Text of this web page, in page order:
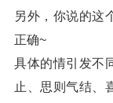
另外，你说的这
正确~
具体的情引发不
止、思则气结、